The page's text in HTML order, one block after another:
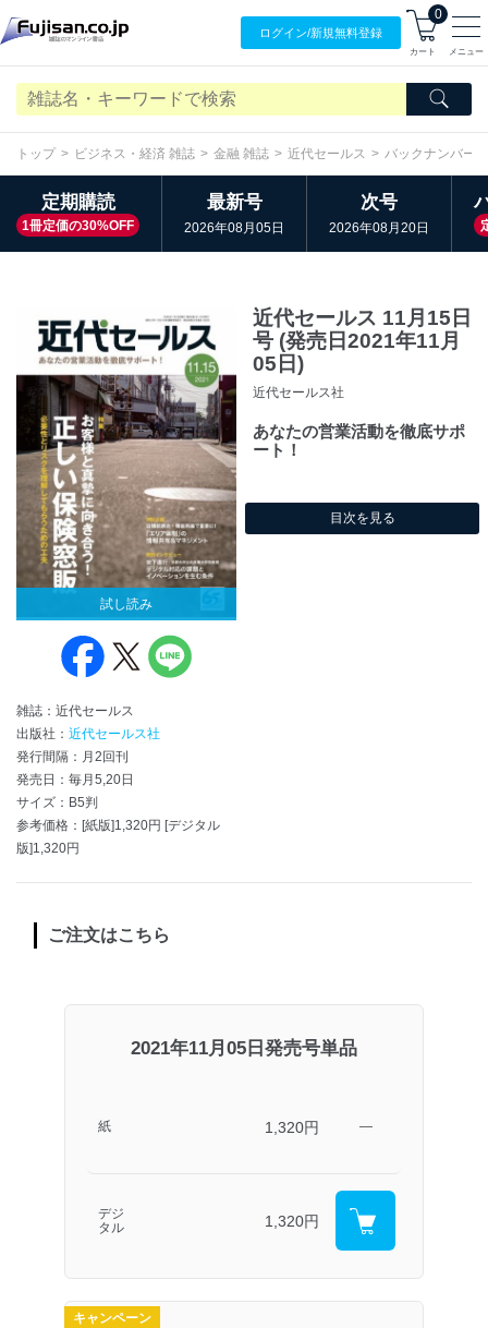
ログイン/新規無料登録
0
カート メニュー
トップ ビジネス・経済 雑誌 金融 雑誌 近代セールス バックナンバー
定期購読
1冊定価の30%OFF
最新号
2026年08月05日
次号
2026年08月20日
試し読み
雑誌：近代セールス
出版社： 近代セールス社
発行間隔：月2回刊
発売日：毎月5,20日
サイズ：B5判
参考価格：[紙版]1,320円 [デジタル
版]1,320円
近代セールス 11月15日
号 (発売日2021年11月
05日)
近代セールス社
あなたの営業活動を徹底サポ
ート！
目次を見る
ご注文はこちら
2021年11月05日発売号単品
紙 1,320円 ―
デジ
タル
1,320円
キャンペーン